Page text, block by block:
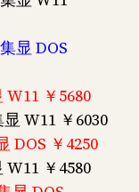
显 DOS
W11 ￥5680
W11 ￥6030
DOS ￥4250
W11 ￥4580